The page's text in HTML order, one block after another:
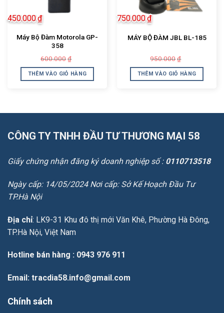
Máy Bộ Đàm Motorola GP-
358
600.000 ₫
là:
600.000₫.
450.000₫
tại
là:
450.000₫.
THÊM VÀO GIỎ HÀNG
MÁY BỘ ĐÀM JBL BL-185
950.000 ₫
là:
950.000₫.
750.000₫
tại
là:
750.000₫.
THÊM VÀO GIỎ HÀNG
CÔNG TY TNHH ĐẦU TƯ THƯƠNG MẠI 58
Giấy chứng nhận đăng ký doanh nghiệp số : 0110713518
Ngày cấp: 14/05/2024 Nơi cấp: Sở Kế Hoạch Đầu Tư
TP.Hà Nội
Địa chỉ: LK9-31 Khu đô thị mới Văn Khê, Phường Hà Đông,
TP.Hà Nội, Việt Nam
Hotline bán hàng : 0943 976 911
Email : tracdia58.info@gmail.com
Chính sách